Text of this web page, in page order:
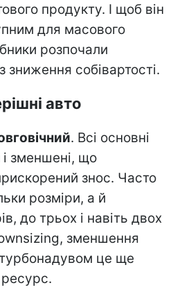
продукту. І щоб він
для масового
розпочали
зниження собівартості.
авто
. Всі основні
і зменшені, що
знос. Часто
розміри, а й
до трьох і навіть двох
зменшення
турбонадувом це ще